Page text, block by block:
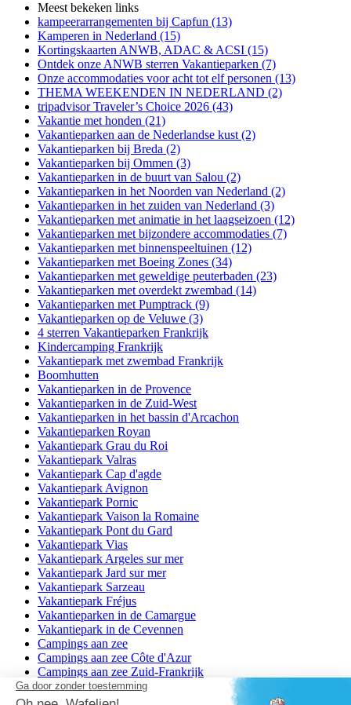
Meest bekeken links
kampeerarrangementen bij Capfun (13)
Kamperen in Nederland (15)
Kortingskaarten ANWB, ADAC & ACSI (15)
Ontdek onze ANWB sterren Vakantieparken (7)
Onze accommodaties voor acht tot elf personen (13)
THEMA WEEKENDEN IN NEDERLAND (2)
tripadvisor Traveler’s Choice 2026 (43)
Vakantie met honden (21)
Vakantieparken aan de Nederlandse kust (2)
Vakantieparken bij Breda (2)
Vakantieparken bij Ommen (3)
Vakantieparken in de buurt van Salou (2)
Vakantieparken in het Noorden van Nederland (2)
Vakantieparken in het zuiden van Nederland (3)
Vakantieparken met animatie in het laagseizoen (12)
Vakantieparken met bijzondere accommodaties (7)
Vakantieparken met binnenspeeltuinen (12)
Vakantieparken met Boeing Zones (34)
Vakantieparken met geweldige peuterbaden (23)
Vakantieparken met overdekt zwembad (14)
Vakantieparken met Pumptrack (9)
Vakantieparken op de Veluwe (3)
4 sterren Vakantieparken Frankrijk
Kindercamping Frankrijk
Vakantiepark met zwembad Frankrijk
Boomhutten
Vakantieparken in de Provence
Vakantieparken in de Zuid-West
Vakantieparken in het bassin d'Arcachon
Vakantieparken Royan
Vakantiepark Grau du Roi
Vakantiepark Valras
Vakantiepark Cap d'agde
Vakantiepark Avignon
Vakantiepark Pornic
Vakantiepark Vaison la Romaine
Vakantiepark Pont du Gard
Vakantiepark Vias
Vakantiepark Argeles sur mer
Vakantiepark Jard sur mer
Vakantiepark Sarzeau
Vakantiepark Fréjus
Vakantieparken in de Camargue
Vakantiepark in de Cevennen
Campings aan zee
Campings aan zee Côte d'Azur
Campings aan zee Zuid-Frankrijk
Camping aan een meer
Campings aan de Duitse grens